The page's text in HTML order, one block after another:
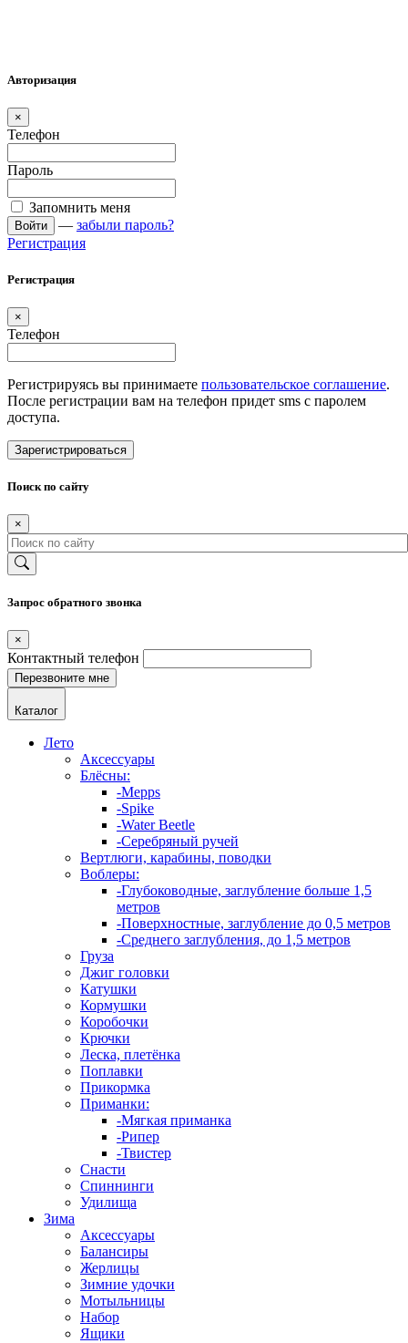
Авторизация
×
Телефон
Пароль
Запомнить меня
Войти — забыли пароль?
Регистрация
Регистрация
×
Телефон
Регистрируясь вы принимаете пользовательское соглашение.
После регистрации вам на телефон придет sms с паролем
доступа.
Зарегистрироваться
Поиск по сайту
×
Запрос обратного звонка
×
Контактный телефон
Каталог
Лето
Аксессуары
Блёсны:
-Mepps
-Spike
-Water Beetle
-Серебряный ручей
Вертлюги, карабины, поводки
Воблеры:
-Глубоководные, заглубление больше 1,5
метров
-Поверхностные, заглубление до 0,5 метров
-Среднего заглубления, до 1,5 метров
Груза
Джиг головки
Катушки
Кормушки
Коробочки
Крючки
Леска, плетёнка
Поплавки
Прикормка
Приманки:
-Мягкая приманка
-Рипер
-Твистер
Снасти
Спиннинги
Удилища
Зима
Аксессуары
Балансиры
Жерлицы
Зимние удочки
Мотыльницы
Набор
Ящики